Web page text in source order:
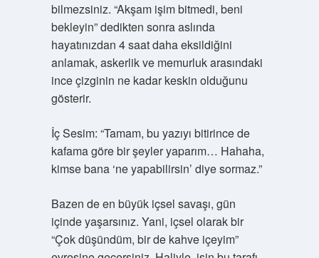
bilmezsiniz. “Akşam işim bitmedi, beni
bekleyin” dedikten sonra aslında
hayatınızdan 4 saat daha eksildiğini
anlamak, askerlik ve memurluk arasındaki
ince çizginin ne kadar keskin olduğunu
gösterir.
İç Sesim: “Tamam, bu yazıyı bitirince de
kafama göre bir şeyler yaparım… Hahaha,
kimse bana ‘ne yapabilirsin’ diye sormaz.”
Bazen de en büyük içsel savaşı, gün
içinde yaşarsınız. Yani, içsel olarak bir
“Çok düşündüm, bir de kahve içeyim”